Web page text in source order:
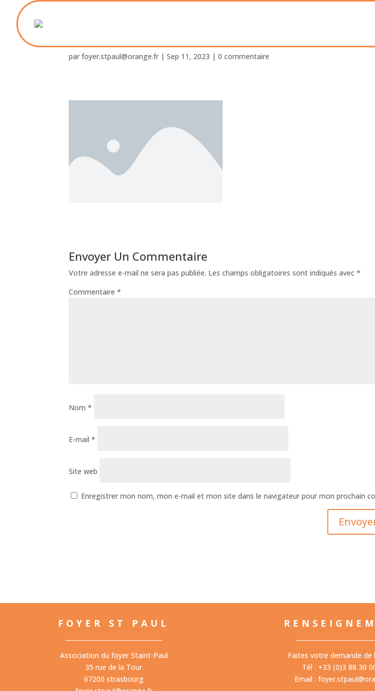
parfoyer.stpaul@orange.fr |Sep 11, 2023 |0 commentaire
Envoyer Un Commentaire
Votre adresse e-mail ne sera pas publiée. Les champs obligatoires sont indiqués avec*
Commentaire*
Nom*
E-mail*
Site web
Enregistrer mon nom, mon e-mail et mon site dans le navigateur pour mon prochain
FOYER ST PAUL
Association du foyer Staint-Paul
35 rue de la Tour
67200 strasbourg
Faites votre demande de
Tél : +33 (0)3 88 30
Email :